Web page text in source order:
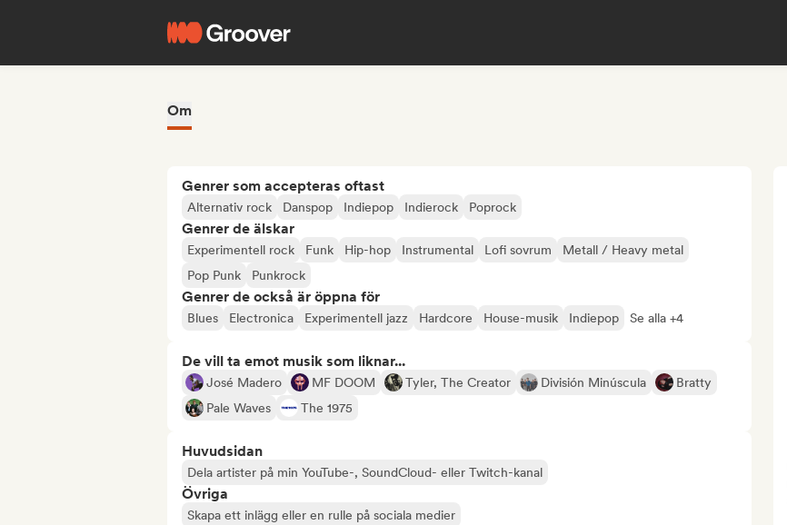
Om
Genrer som accepteras oftast
Alternativ rock Danspop Indiepop Indierock Poprock
Genrer de älskar
Experimentell rock Funk Hip-hop Instrumental Lofi sovrum
Metall / Heavy metal
Pop Punk
Punkrock
Genrer de också är öppna för
Blues Electronica Experimentell jazz Hardcore House-musik Indiepop Se alla +4
De vill ta emot musik som liknar...
José Madero MF DOOM Tyler, The Creator División Minúscula
Bratty
Pale Waves
The 1975
Huvudsidan
Dela artister på min YouTube-, SoundCloud- eller Twitch-kanal
Övriga
Skapa ett inlägg eller en rulle på sociala medier